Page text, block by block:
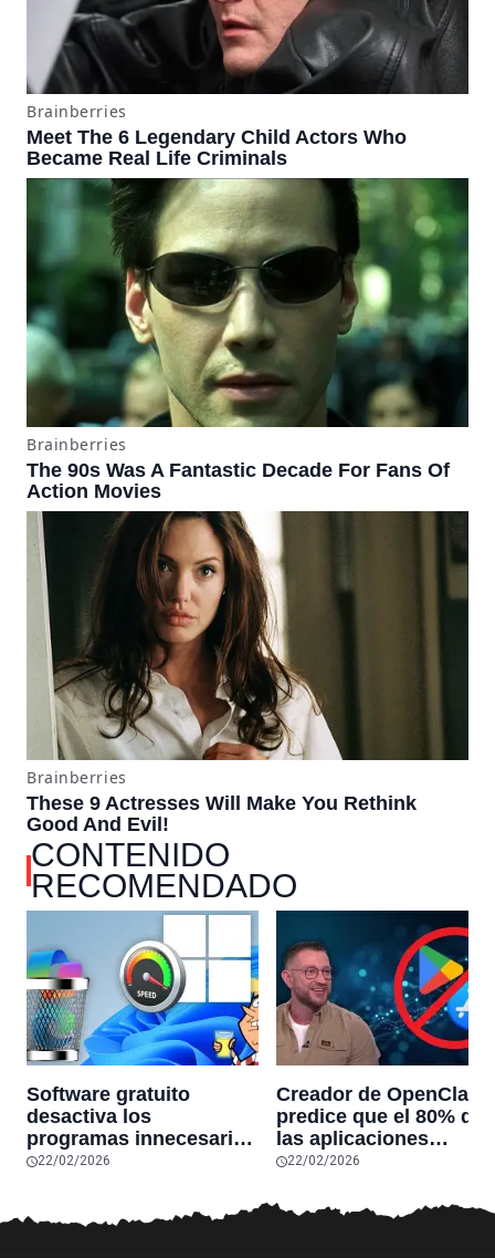
CONTENIDO
RECOMENDADO
Software gratuito
desactiva los
programas innecesarios
de Windows 11 y
reduciendo el uso de la
RAM y mucho más
22/02/2026
Creador de OpenClaw
predice que el 80% de
las aplicaciones
actuales
sobrevivirán las
aplicaciones con
22/02/2026